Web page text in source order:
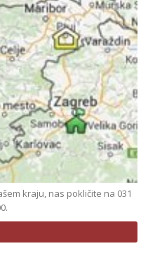
kraju, nas pokličite na 031